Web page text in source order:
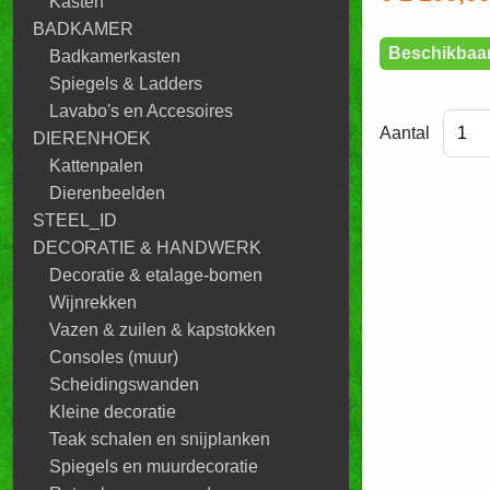
BADKAMER
Badkamerkasten
Spiegels & Ladders
Lavabo's en Accesoires
DIERENHOEK
Kattenpalen
Dierenbeelden
STEEL_ID
DECORATIE & HANDWERK
Decoratie & etalage-bomen
Wijnrekken
Vazen & zuilen & kapstokken
Consoles (muur)
Scheidingswanden
Kleine decoratie
Teak schalen en snijplanken
Spiegels en muurdecoratie
Aantal